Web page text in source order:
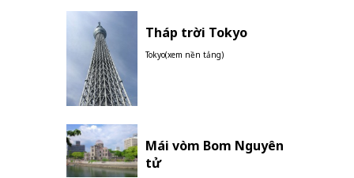
Tháp trời Tokyo
Tokyo(xem nền tảng)
Mái vòm Bom Nguyên
tử